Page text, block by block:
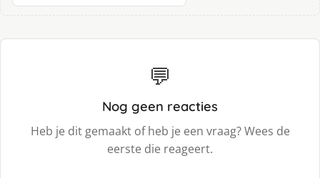
💬
Nog geen reacties
Heb je dit gemaakt of heb je een vraag? Wees de
eerste die reageert.